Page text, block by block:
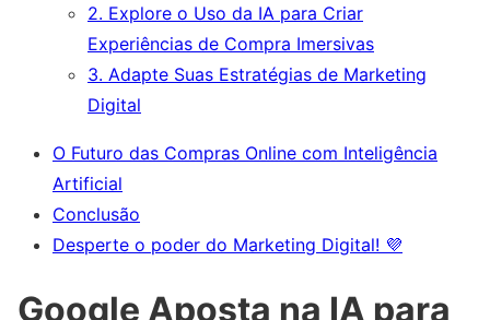
2. Explore o Uso da IA para Criar
Experiências de Compra Imersivas
3. Adapte Suas Estratégias de Marketing
Digital
O Futuro das Compras Online com Inteligência
Artificial
Conclusão
Desperte o poder do Marketing Digital! 💜
Google Aposta na IA para